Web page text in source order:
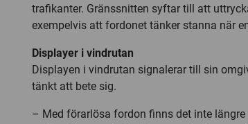
trafikanter. Gränssnitten syftar till att
exempelvis att fordonet tänker stanna när
Displayer i vindrutan
Displayen i vindrutan signalerar till sin
tänkt att bete sig.
– Med förarlösa fordon finns det inte